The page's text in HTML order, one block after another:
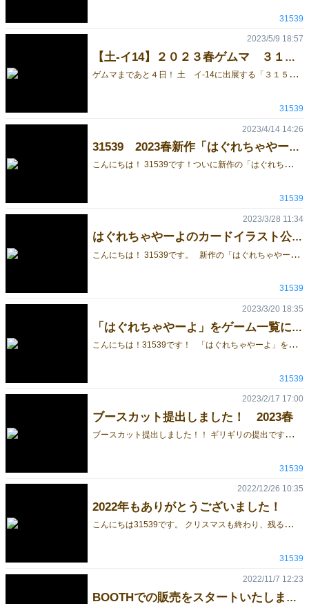
31539
【土‐イ14】２０２３春ゲムマ ３１５３９のお品書きです！
ゲ
ムマまであと４日！ 土 イ‐14に出展する「３１５３９（サイコサク）」です！ 直前になるのでお品書きを公開いたします！ 新作の「はぐれちゃやーよ」と既作を持っていきます！ 持っていくゲームは以下になります！ ２０２３春新作 「はぐれちゃやーよ」 ゲームマーケットチャレンジ参加作品です。 山札の一枚目を取り除き残ったカードを配り切ります。 ババ抜きの容量でカードを交換していき、最初に取り除いたカードを当てるゲームです。 ルールが簡単なので、お子さんでもプレイ可能です！ カードデザインもかなり凝ってますので、当日はぜひ実物を確認していただけますと幸いです。 詳細 https://gamemarket.jp/game/180588 既作① 「GLOBULE～グロビュール～」 アクリルをふんだんに使ってますので、見た目がすごくきれいです。（その分原価がかなり高くなってしまいました…） 星空をモチーフにしているので、きれいなボードゲームが好きな方には刺さると思います。 コチラもぜひ実物を見ていただきたいです。 詳細 https://gamemarket.jp/game/179770 既作② 「サンカンスシスライド」 ボード上でスシを滑らしたり、ボードに直接書き込んだりと、「”ボード”ゲーム」を意識しました。 コチラもコンポーネントの大半をアクリルで作りましたので、スシがかわいいです。 ２人プレイのアブストラクトなのでがっつり考えながらゲームをしたい方向けです。 （ルールは簡単なので初めてボードゲームをやる方にも向いています） 詳細 https://gamemarket.jp/game/180128 既作③ 「みにまむ会議」 個性的な社員になって、議題を社長に伝える大喜利タイプのカードゲームです。 発言できる内容が、割り当てられた社員によって変わるので（例：「新入社員」２文字まで発言可能） 何回やっても楽しめます。 正体隠匿の要素もあるので、パーティーゲームとしてワイワイ遊ぶのに向いています。 既作④ 「トリノス」 ３６枚のカードで遊ぶカードゲームです。 在庫残り僅かなので気になった方はぜひ！ 詳細 https://gamemarket.jp/game/178675
2023/5/9 18:57
31539
31539 2023春新作「はぐれちゃやーよ」が届きました！
こ
んにちは！ 31539です！ついに新作の「はぐれちゃやーよ」が… 届きました！！ 箱はエンボス加工されているのでサラサラで、質感がとても良いです。 カードは、 一目でペアとわかるようになっています。 だれがどのカードを持っているかを予想することが重要なゲームになるので、見やすくできていて一安心です。 ↓ゲームマーケットの公式サイトで取り置き予約開始してますので、ぜひチェックお願いいたします！ https://gamemarket.jp/game/180588
2023/4/14 14:26
31539
はぐれちゃやーよのカードイラスト公開①
こ
んにちは！ 31539です。 新作の「はぐれちゃやーよ」ですがかなり凝ったカードイラストになっていますので随時紹介していきます！ 今回は4種類のイラストとカード効果を公開します！ 初詣 他のプレイヤーのカードを強制的に場に出させることができます、 公開情報を増やしたり、効果的なカードを出させることができれば、ゲームを有利に進めることができます。 バレンタイン 右のプレイヤーにカードを渡すことで、情報は与えてしまいますがやっかいなカードを渡せるので妨害に使うことも可能です。 水族館 全員の手札を1枚公開させることができます。 情報を増やすことができるので、はぐれたカードを見つけるヒントが増えます！ 遊園地 ペアになっているカード強制的に捨てなければいけない「パッシブ効果」（手札に一枚でも持っていたら発動）を持っています。 うまくほかのプレイヤーに渡せれば、妨害ができるかもしれません！ 以上4種類を公開しました！ 他のカードも随時公開していきますので、ぜひチェックしてみてください！ 遊び方はこちら
2023/3/28 11:34
31539
「はぐれちゃやーよ」をゲーム一覧に追加しました！
こ
んにちは！31539です！ 「はぐれちゃやーよ」をゲーム一覧に追加しました！ 文章量が少し多めですが、ゲーム内容を記載しております。 簡単な説明は動画を作成いたしましたので是非ご覧ください！ また、今回も取り置き予約を開始しました！ 過去作も少量ですが持っていきます！ 確実に確保したい方がいらっしゃいましたらフォームよりご予約いただければ幸いです。（特に「トリノス」は在庫がごく少数になります）
2023/3/20 18:35
31539
ブースカット提出しました！ 2023春
ブ
ースカット提出しました！！ ギリギリの提出ですが間に合いました…。 今回は新作の「はぐれちゃやーよ」を大きく出しております！ カラー版は↓になります。 今回はゲームマーケットチャレンジにも出す予定です…。 詳細は随時出していきますので是非ツイッターのチェックをお願いいたします！！
2023/2/17 17:00
31539
2022年もありがとうございました！
こ
んにちは31539です。 クリスマスも終わり、残るイベントは年末の大晦日となりました。 2022年の31539は春と秋のゲームマーケット二参加させていただきまして、 春には初めてのシナリオ「Twilight Museum」、 秋には31539のゲームとしては初めてのアクリルを使用したゲーム「GLOBULE」「サンカンスシスライド」を作成・頒布させていただくことができました。 BOOTHでもゲームを販売させていただき、ありがたいことにいくつかご購入もいただけました。 初の試みといたしまして一般社団法人日本経営協会様の「るーでんすぱーてぃー」に「みにまむ会議」を採用いただきました。 来年も様々なことに挑戦いたしますので、ご機会ございましたら私たちのゲームを遊んでみてください。 また、次回の2023春のゲームマーケットにも土曜日試遊アリで参加いたします！ そして秋のゲームマーケットにも（受かれば！）参加予定ですので、見かけたら是非遊びに来てください！
2022/12/26 10:35
31539
BOOTHでの販売をスタートいたしました！
2022/11/7 12:23